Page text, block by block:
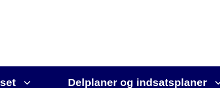
Delplaner og indsatsplaner